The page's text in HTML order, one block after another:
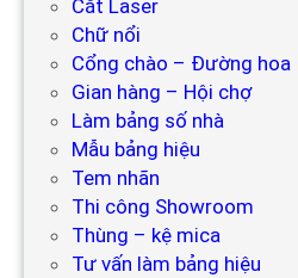
Cắt Laser
Chữ nổi
Cổng chào – Đường hoa
Gian hàng – Hội chợ
Làm bảng số nhà
Mẫu bảng hiệu
Tem nhãn
Thi công Showroom
Thùng – kệ mica
Tư vấn làm bảng hiệu